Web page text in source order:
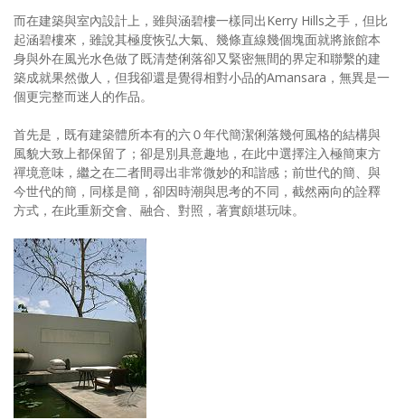
而在建築與室內設計上，雖與涵碧樓一樣同出Kerry Hills之手，但比
起涵碧樓來，雖說其極度恢弘大氣、幾條直線幾個塊面就將旅館本
身與外在風光水色做了既清楚俐落卻又緊密無間的界定和聯繫的建
築成就果然傲人，但我卻還是覺得相對小品的Amansara，無異是一
個更完整而迷人的作品。
首先是，既有建築體所本有的六０年代簡潔俐落幾何風格的結構與
風貌大致上都保留了；卻是別具意趣地，在此中選擇注入極簡東方
禪境意味，繼之在二者間尋出非常微妙的和諧感；前世代的簡、與
今世代的簡，同樣是簡，卻因時潮與思考的不同，截然兩向的詮釋
方式，在此重新交會、融合、對照，著實頗堪玩味。